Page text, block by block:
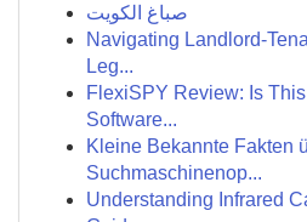
صباغ الكويت
Navigating Landlord-
Leg...
FlexiSPY Review: Is
Software...
Kleine Bekannte Fakten
Suchmaschinenop...
Understanding Infrared